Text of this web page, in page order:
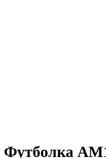
Футболка